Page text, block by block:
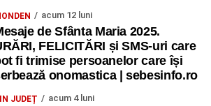
acum 12 luni
de Sfânta Maria 2025.
FELICITĂRI și SMS-uri care
fi trimise persoanelor care își
onomastica | sebesinfo.ro
JUDEȚ acum 4 luni